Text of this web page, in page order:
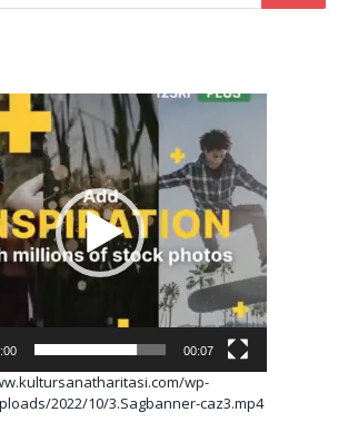
00:07
wp-
2022/10/3.Sagbanner-caz3.mp4